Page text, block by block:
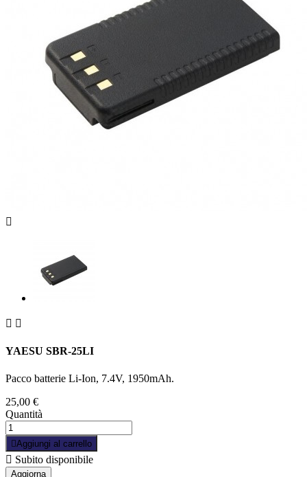

 
YAESU SBR-25LI
Pacco batterie Li-Ion, 7.4V, 1950mAh.
25,00 €
Quantità
Aggiungi al carrello
 Subito disponibile